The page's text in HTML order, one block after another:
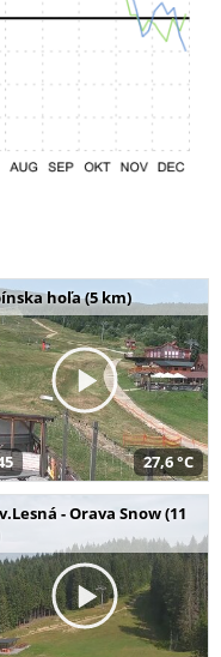
hoľa (5 km)
27,6 °C
- Orava Snow (11